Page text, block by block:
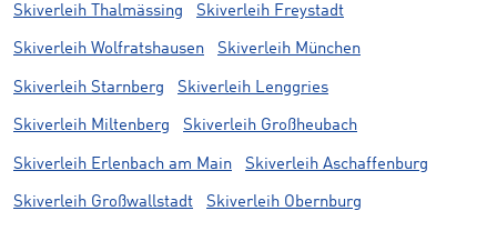
Skiverleih Thalmässing Skiverleih Freystadt
Skiverleih Wolfratshausen Skiverleih München
Skiverleih Starnberg Skiverleih Lenggries
Skiverleih Miltenberg Skiverleih Großheubach
Skiverleih Erlenbach am Main Skiverleih Aschaffenburg
Skiverleih Großwallstadt Skiverleih Obernburg